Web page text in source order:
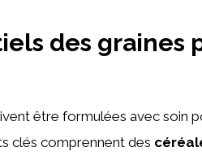
des graines
être formulées avec soin
clés comprennent des